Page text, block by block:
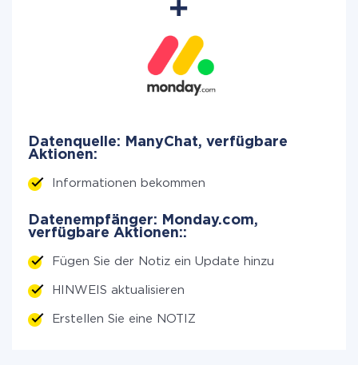
Datenquelle: ManyChat, verfügbare
Aktionen:
Informationen bekommen
Datenempfänger: Monday.com,
verfügbare Aktionen::
Fügen Sie der Notiz ein Update hinzu
HINWEIS aktualisieren
Erstellen Sie eine NOTIZ